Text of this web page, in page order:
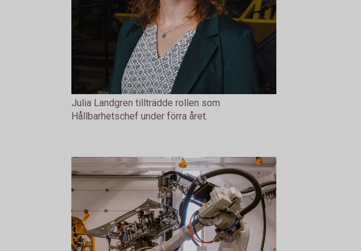
Julia Landgren tillträdde rollen som
Hållbarhetschef under förra året.